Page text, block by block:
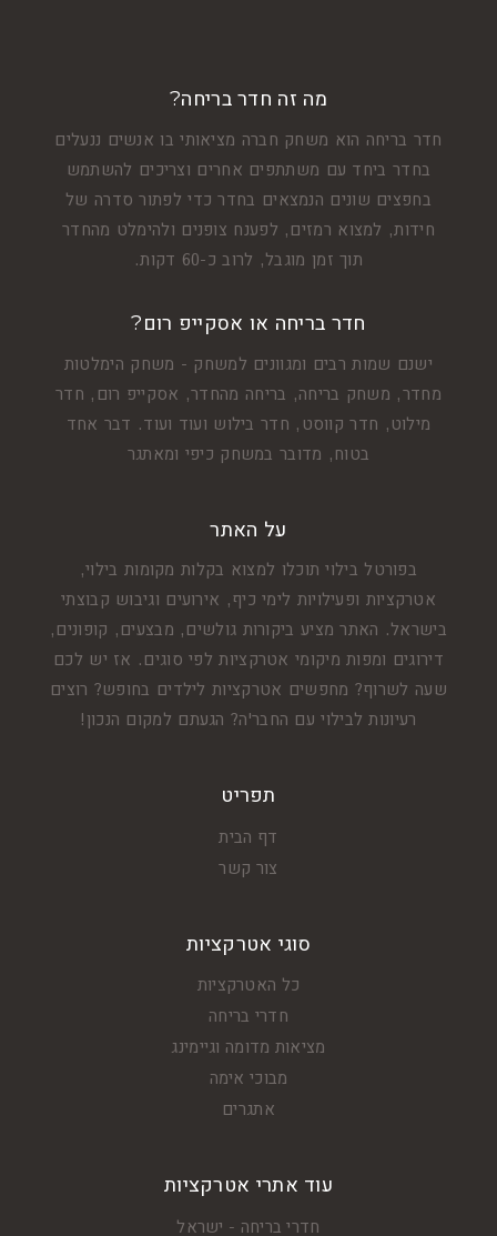
מה זה חדר בריחה?
חדר בריחה הוא משחק חברה מציאותי בו אנשים ננעלים
בחדר ביחד עם משתתפים אחרים וצריכים להשתמש
בחפצים שונים הנמצאים בחדר כדי לפתור סדרה של
חידות, למצוא רמזים, לפענח צופנים ולהימלט מהחדר
תוך זמן מוגבל, לרוב כ-60 דקות.
חדר בריחה או אסקייפ רום?
ישנם שמות רבים ומגוונים למשחק - משחק הימלטות
מחדר, משחק בריחה, בריחה מהחדר, אסקייפ רום, חדר
מילוט, חדר קווסט, חדר בילוש ועוד ועוד. דבר אחד
בטוח, מדובר במשחק כיפי ומאתגר
על האתר
בפורטל בילוי תוכלו למצוא בקלות מקומות בילוי,
אטרקציות ופעילויות לימי כיף, אירועים וגיבוש קבוצתי
בישראל. האתר מציע ביקורות גולשים, מבצעים, קופונים,
דירוגים ומפות מיקומי אטרקציות לפי סוגים. אז יש לכם
שעה לשרוף? מחפשים אטרקציות לילדים בחופש? רוצים
רעיונות לבילוי עם החבר'ה? הגעתם למקום הנכון!
תפריט
דף הבית
צור קשר
סוגי אטרקציות
כל האטרקציות
חדרי בריחה
מציאות מדומה וגיימינג
מבוכי אימה
אתגרים
עוד אתרי אטרקציות
חדרי בריחה - ישראל